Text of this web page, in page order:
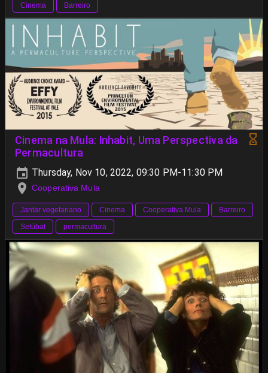
Cinema
Barreiro
Cinema na Mula: Inhabit, Uma Perspectiva da
Permacultura
Thursday, Nov 10, 2022, 09:30 PM-11:30 PM
Cooperativa Mula
Jantar vegetariano Cinema Cooperativa Mula
Barreiro
Setúbal
permacultura